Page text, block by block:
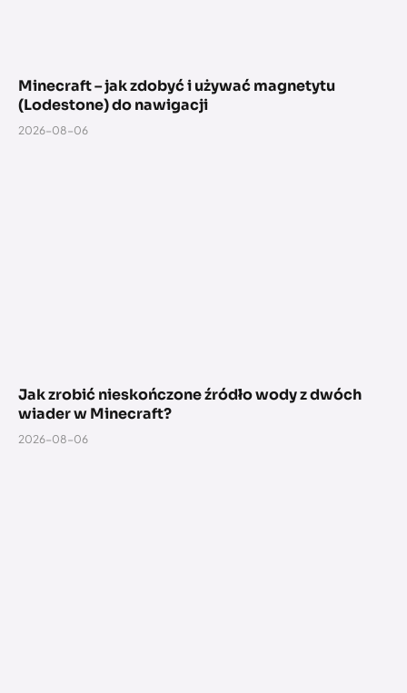
Minecraft – jak zdobyć i używać magnetytu
(Lodestone) do nawigacji
2026-08-06
Jak zrobić nieskończone źródło wody z dwóch
wiader w Minecraft?
2026-08-06